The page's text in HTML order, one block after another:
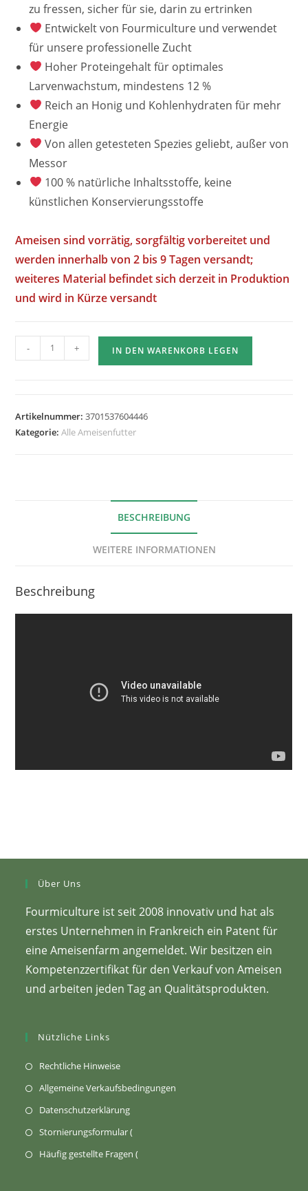
zu fressen, sicher für sie, darin zu ertrinken
Entwickelt von Fourmiculture und verwendet
für unsere professionelle Zucht
Hoher Proteingehalt für optimales
Larvenwachstum, mindestens 12 %
Reich an Honig und Kohlenhydraten für mehr
Energie
Von allen getesteten Spezies geliebt, außer von
Messor
100 % natürliche Inhaltsstoffe, keine
künstlichen Konservierungsstoffe
Ameisen sind vorrätig, sorgfältig vorbereitet und
werden innerhalb von 2 bis 9 Tagen versandt;
weiteres Material befindet sich derzeit in Produktion
und wird in Kürze versandt
der
-
Honig
- + IN DEN WARENKORB LEGEN
Artikelnummer:3701537604446
Kategorie:Alle Ameisenfutter
BESCHREIBUNG
WEITERE INFORMATIONEN
Beschreibung
Über Uns
Fourmiculture ist seit 2008 innovativ und hat als
erstes Unternehmen in Frankreich ein Patent für
eine Ameisenfarm angemeldet. Wir besitzen ein
Kompetenzzertifikat für den Verkauf von Ameisen
und arbeiten jeden Tag an Qualitätsprodukten.
Nützliche Links
Rechtliche Hinweise(Öffnet
einem
neuen
Tab)
Allgemeine Verkaufsbedingungen
Datenschutzerklärung(Wird
neuen
Stornierungsformular (Öffnet
Häufig gestellte Fragen (öffnet